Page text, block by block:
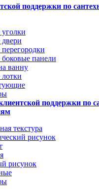
поддержки по
панели
ванну
поддержки по
текстура
рисунок
рисунок